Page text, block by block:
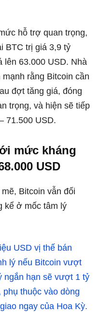
hỗ trợ quan trọng,
BTC trị giá 3,9 tỷ
lên 63.000 USD. Nhà
mạnh rằng Bitcoin cần
đợt tăng giá, đóng
trọng, và hiện sẽ tiếp
71.500 USD.
mức kháng
USD
Bitcoin vẫn đối
kể ở mốc tâm lý
USD vị thế bán
lý nếu Bitcoin vượt
ngắn hạn sẽ vượt 1 tỷ
thuộc vào dòng
ngay của Hoa Kỳ.